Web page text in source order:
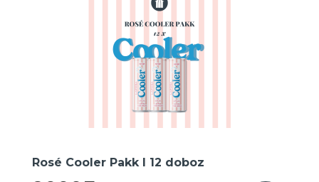
Rosé Cooler Pakk I 12 doboz